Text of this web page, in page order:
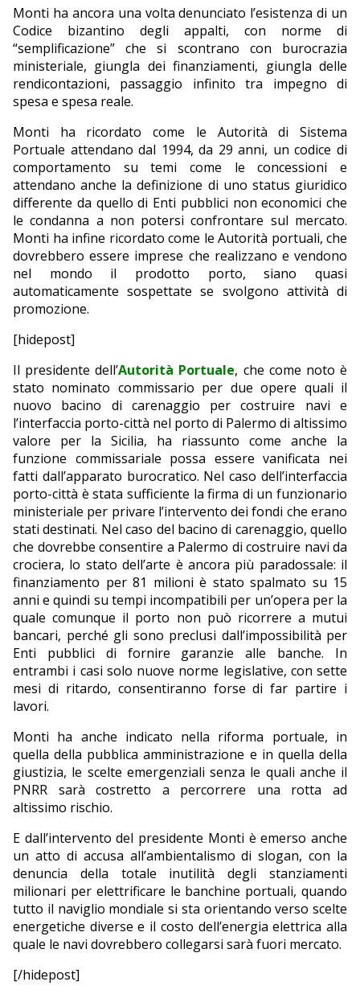
Monti ha ancora una volta denunciato l’esistenza di un
Codice bizantino degli appalti, con norme di
“semplificazione” che si scontrano con burocrazia
ministeriale, giungla dei finanziamenti, giungla delle
rendicontazioni, passaggio infinito tra impegno di
spesa e spesa reale.
Monti ha ricordato come le Autorità di Sistema
Portuale attendano dal 1994, da 29 anni, un codice di
comportamento su temi come le concessioni e
attendano anche la definizione di uno status giuridico
differente da quello di Enti pubblici non economici che
le condanna a non potersi confrontare sul mercato.
Monti ha infine ricordato come le Autorità portuali, che
dovrebbero essere imprese che realizzano e vendono
nel mondo il prodotto porto, siano quasi
automaticamente sospettate se svolgono attività di
promozione.
[hidepost]
Il presidente dell’Autorità Portuale, che come noto è
stato nominato commissario per due opere quali il
nuovo bacino di carenaggio per costruire navi e
l’interfaccia porto-città nel porto di Palermo di altissimo
valore per la Sicilia, ha riassunto come anche la
funzione commissariale possa essere vanificata nei
fatti dall’apparato burocratico. Nel caso dell’interfaccia
porto-città è stata sufficiente la firma di un funzionario
ministeriale per privare l’intervento dei fondi che erano
stati destinati. Nel caso del bacino di carenaggio, quello
che dovrebbe consentire a Palermo di costruire navi da
crociera, lo stato dell’arte è ancora più paradossale: il
finanziamento per 81 milioni è stato spalmato su 15
anni e quindi su tempi incompatibili per un’opera per la
quale comunque il porto non può ricorrere a mutui
bancari, perché gli sono preclusi dall’impossibilità per
Enti pubblici di fornire garanzie alle banche. In
entrambi i casi solo nuove norme legislative, con sette
mesi di ritardo, consentiranno forse di far partire i
lavori.
Monti ha anche indicato nella riforma portuale, in
quella della pubblica amministrazione e in quella della
giustizia, le scelte emergenziali senza le quali anche il
PNRR sarà costretto a percorrere una rotta ad
altissimo rischio.
E dall’intervento del presidente Monti è emerso anche
un atto di accusa all’ambientalismo di slogan, con la
denuncia della totale inutilità degli stanziamenti
milionari per elettrificare le banchine portuali, quando
tutto il naviglio mondiale si sta orientando verso scelte
energetiche diverse e il costo dell’energia elettrica alla
quale le navi dovrebbero collegarsi sarà fuori mercato.
[/hidepost]